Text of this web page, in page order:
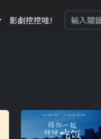
影劇挖挖哇!